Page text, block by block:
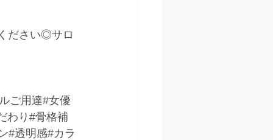
ださい◎サロ
ご用達#女優
わり#骨格補
#透明感#カラ